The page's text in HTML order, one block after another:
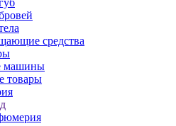
средства
машины
товары